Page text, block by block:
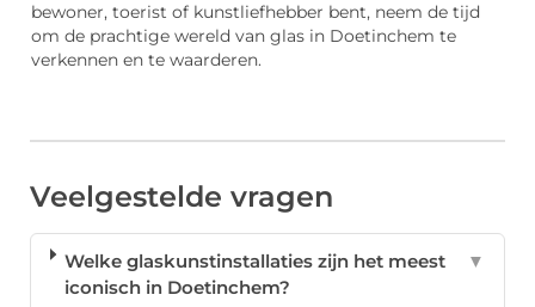
bewoner, toerist of kunstliefhebber bent, neem de tijd
om de prachtige wereld van glas in Doetinchem te
verkennen en te waarderen.
Veelgestelde vragen
Welke glaskunstinstallaties zijn het meest
iconisch in Doetinchem?
▼